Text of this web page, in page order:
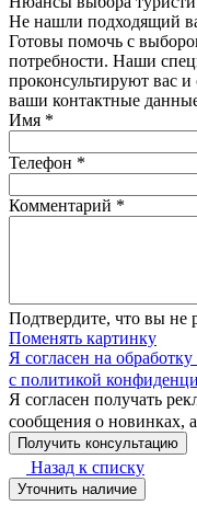
Не нашли подходящий
Готовы помочь с
потребности. Наши
проконсультируют вас и
ваши контактные
Имя *
Телефон *
Комментарий *
Подтвердите, что вы не
Поменять картинку
Я согласен на
с политикой
Я согласен получать
сообщения о новинках,
Назад к списку
Уточнить наличие